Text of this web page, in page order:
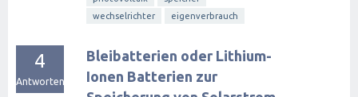
wechselrichter
eigenverbrauch
4
Antworten
Bleibatterien oder Lithium-
Ionen Batterien zur